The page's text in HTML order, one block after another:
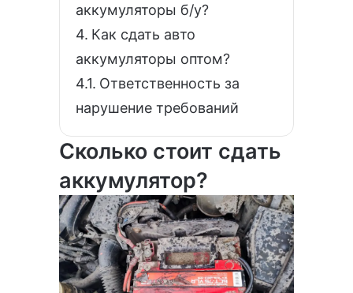
аккумуляторы б/у?
Как сдать авто
аккумуляторы оптом?
Ответственность за
нарушение требований
Сколько стоит сдать
аккумулятор?